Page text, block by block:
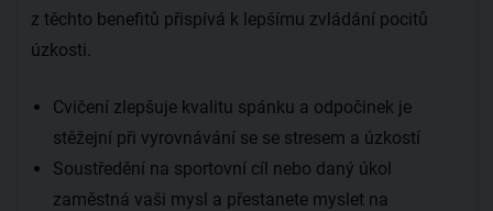
z těchto benefitů přispívá k lepšímu zvládání pocitů
úzkosti.
Cvičení zlepšuje kvalitu spánku a odpočinek je
stěžejní při vyrovnávání se se stresem a úzkostí
Soustředění na sportovní cíl nebo daný úkol
zaměstná vaši mysl a přestanete myslet na